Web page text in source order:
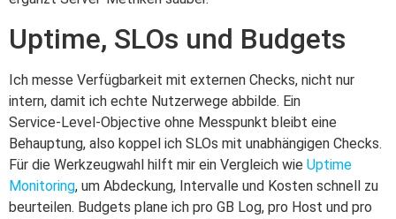
Uptime, SLOs und Budgets
Ich messe Verfügbarkeit mit externen Checks, nicht nur
intern, damit ich echte Nutzerwege abbilde. Ein
Service‑Level‑Objective ohne Messpunkt bleibt eine
Behauptung, also koppel ich SLOs mit unabhängigen Checks.
Für die Werkzeugwahl hilft mir ein Vergleich wie Uptime
Monitoring, um Abdeckung, Intervalle und Kosten schnell zu
beurteilen. Budgets plane ich pro GB Log, pro Host und pro